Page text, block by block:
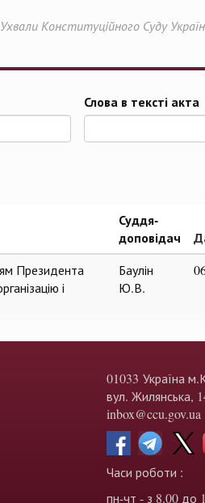
Ухвали Конституційного Суду
Слова в тексті акта
Суддя-
доповідач
Президента
і
Баулін
Ю.В.
01033 Україна
вул. Жилянська,
inbox@ccu.gov.ua
Часи роботи :
пн-чт - з 8.00 до